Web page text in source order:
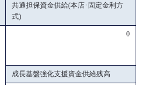
共通担保資金供給(本店･固定金利方
式)
0
成長基盤強化支援資金供給残高